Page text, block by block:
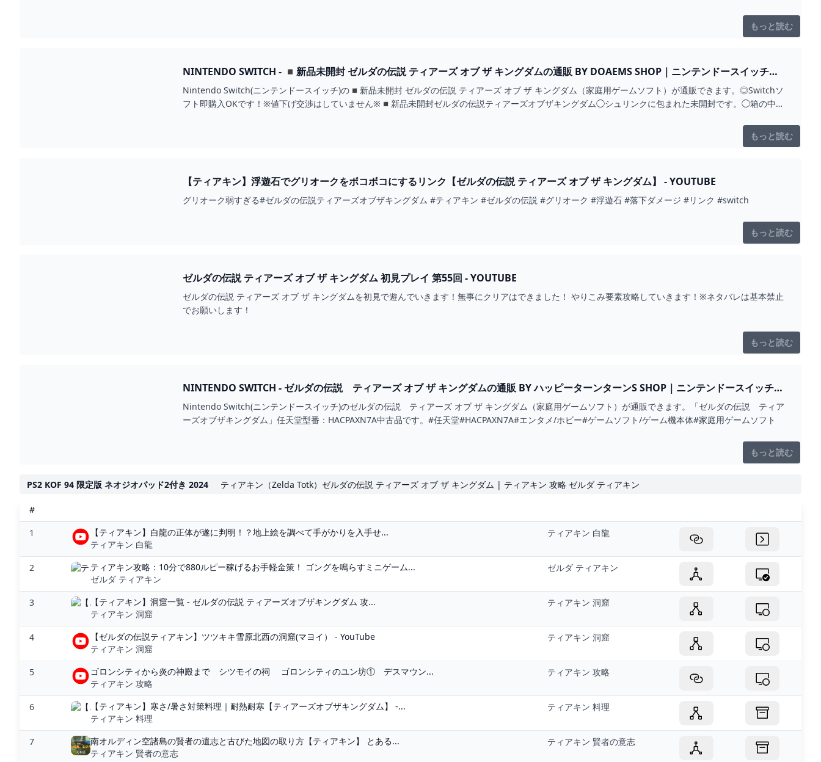
もっと読む
NINTENDO SWITCH - ◾️新品未開封 ゼルダの伝説 ティアーズ オブ ザ キングダムの通販 BY DOAEMS SHOP｜ニンテンドースイッチな
らラクマ
Nintendo Switch(ニンテンドースイッチ)の◾️新品未開封 ゼルダの伝説 ティアーズ オブ ザ キングダム（家庭用ゲームソフト）が通販できます。◎Switchソ
フト即購入OKです！※値下げ交渉はしていません※◾️新品未開封ゼルダの伝説ティアーズオブザキングダム◯シュリンクに包まれた未開封です。◯箱の中に
◯16時までお支払いで当日発送。◯日曜日〜土曜日まで毎日発送しています。◯発送からネコポス到着予定は下記参照◾️翌日到着予定の地域東北地方、関東
地方、中部地方、近畿地方◾️翌々日到着予定の地域北海道、中国地方、四国地方、九州地方◾️翌々日〜数日到着予定の地域沖縄◾️3日後〜数日到着予定の地
もっと読む
【ティアキン】浮遊石でグリオークをボコボコにするリンク【ゼルダの伝説 ティアーズ オブ ザ キングダム】 - YOUTUBE
グリオーク弱すぎる#ゼルダの伝説ティアーズオブザキングダム #ティアキン #ゼルダの伝説 #グリオーク #浮遊石 #落下ダメージ #リンク #switch
もっと読む
ゼルダの伝説 ティアーズ オブ ザ キングダム 初見プレイ 第55回 - YOUTUBE
ゼルダの伝説 ティアーズ オブ ザ キングダムを初見で遊んでいきます！無事にクリアはできました！ やりこみ要素攻略していきます！※ネタバレは基本禁止
でお願いします！
もっと読む
NINTENDO SWITCH - ゼルダの伝説 ティアーズ オブ ザ キングダムの通販 BY ハッピーターンターンS SHOP｜ニンテンドースイッチな
らラクマ
Nintendo Switch(ニンテンドースイッチ)のゼルダの伝説 ティアーズ オブ ザ キングダム（家庭用ゲームソフト）が通販できます。「ゼルダの伝説 ティア
ーズオブザキングダム」任天堂型番：HACPAXN7A中古品です。#任天堂#HACPAXN7A#エンタメ/ホビー#ゲームソフト/ゲーム機本体#家庭用ゲームソフト
もっと読む
PS2 KOF 94 限定版 ネオジオパッド2付き 2024 ティアキン（Zelda Totk）ゼルダの伝説 ティアーズ オブ ザ キングダム | ティアキン 攻略 ゼルダ ティアキン
#
1
【ティアキン】白龍の正体が遂に判明！？地上絵を調べて手がかりを入手せ...
ティアキン 白龍
ティアキン 白龍
2
ティアキン攻略：10分で880ルピー稼げるお手軽金策！ ゴングを鳴らすミニゲーム...
ゼルダ ティアキン
ゼルダ ティアキン
3
【ティアキン】洞窟一覧 - ゼルダの伝説 ティアーズオブザキングダム 攻...
ティアキン 洞窟
ティアキン 洞窟
4
【ゼルダの伝説ティアキン】ツツキキ雪原北西の洞窟(マヨイ） - YouTube
ティアキン 洞窟
ティアキン 洞窟
5
ゴロンシティから炎の神殿まで シツモイの祠 ゴロンシティのユン坊① デスマウン...
ティアキン 攻略
ティアキン 攻略
6
【ティアキン】寒さ/暑さ対策料理｜耐熱耐寒【ティアーズオブザキングダム】 -...
ティアキン 料理
ティアキン 料理
7
南オルディン空諸島の賢者の遺志と古びた地図の取り方【ティアキン】 とある...
ティアキン 賢者の意志
ティアキン 賢者の意志